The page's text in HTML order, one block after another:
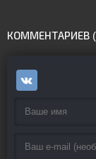
КОММЕНТАРИЕВ